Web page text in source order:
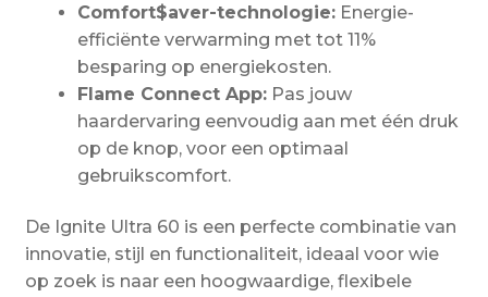
Comfort$aver-technologie:Energie-
efficiënte verwarming met tot 11%
besparing op energiekosten.
Flame Connect App:Pas jouw
haardervaring eenvoudig aan met één druk
op de knop, voor een optimaal
gebruikscomfort.
De Ignite Ultra 60 is een perfecte combinatie van
innovatie, stijl en functionaliteit, ideaal voor wie
op zoek is naar een hoogwaardige, flexibele